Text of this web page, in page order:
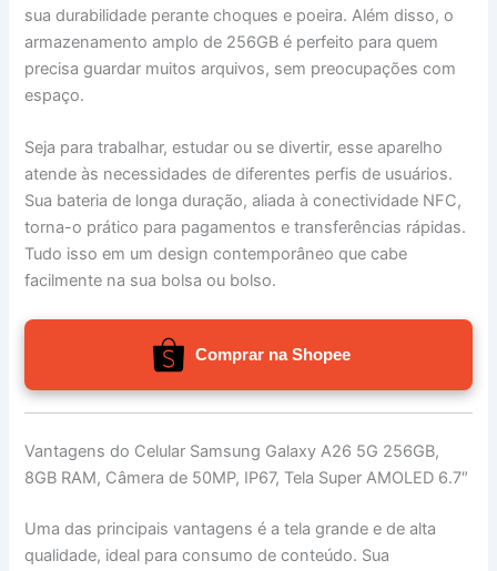
sua durabilidade perante choques e poeira. Além disso, o
armazenamento amplo de 256GB é perfeito para quem
precisa guardar muitos arquivos, sem preocupações com
espaço.
Seja para trabalhar, estudar ou se divertir, esse aparelho
atende às necessidades de diferentes perfis de usuários.
Sua bateria de longa duração, aliada à conectividade NFC,
torna-o prático para pagamentos e transferências rápidas.
Tudo isso em um design contemporâneo que cabe
facilmente na sua bolsa ou bolso.
Comprar na Shopee
Vantagens do Celular Samsung Galaxy A26 5G 256GB,
8GB RAM, Câmera de 50MP, IP67, Tela Super AMOLED 6.7″
Uma das principais vantagens é a tela grande e de alta
qualidade, ideal para consumo de conteúdo. Sua